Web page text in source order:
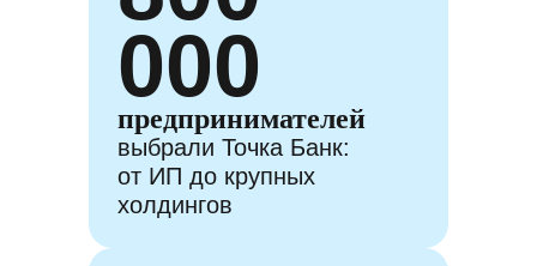
000
предпринимателей
выбрали Точка Банк:
от ИП до крупных
холдингов